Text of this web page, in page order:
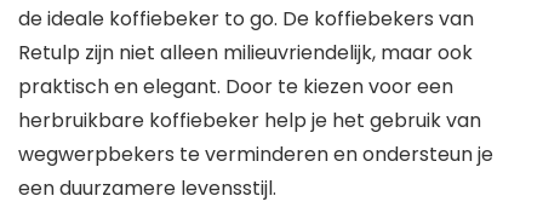
de ideale koffiebeker to go. De koffiebekers van
Retulp zijn niet alleen milieuvriendelijk, maar ook
praktisch en elegant. Door te kiezen voor een
herbruikbare koffiebeker help je het gebruik van
wegwerpbekers te verminderen en ondersteun je
een duurzamere levensstijl.